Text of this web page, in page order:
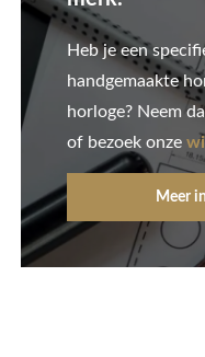
Heb je een
handgemaakte
horloge? Neem
of bezoek onze
Meer